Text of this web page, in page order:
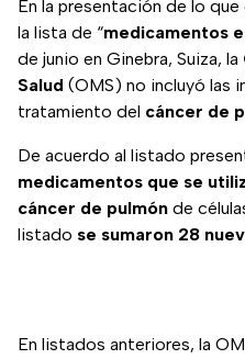
En la presentación de lo
la lista de “medicamentos
de junio en Ginebra, Suiza, la
Salud (OMS) no incluyó las
tratamiento del cáncer de
De acuerdo al listado
medicamentos que se
cáncer de pulmón de
listado se sumaron 28
En listados anteriores, la